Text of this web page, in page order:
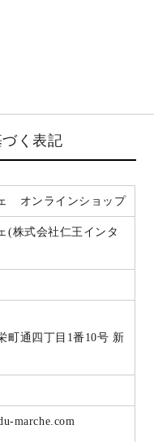
く表記
オンラインショップ
(株式会社仁王インタ
町通四丁目1番10号 新
marche.com